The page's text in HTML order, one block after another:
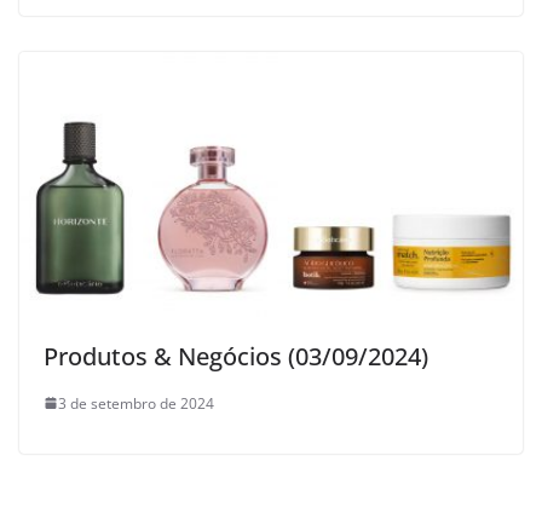
Produtos & Negócios (03/09/2024)
3 de setembro de 2024